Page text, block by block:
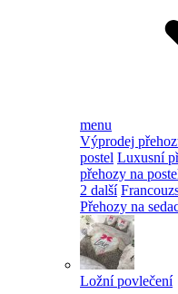
menu
Výprodej
postel Luxusní
přehozy na
2 další
Přehozy na
Ložní povlečení